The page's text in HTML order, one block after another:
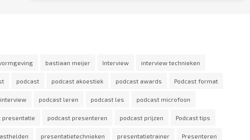
bastiaan meijer Interview interview technieken
podcast podcast akoestiek podcast awards Podcast format
podcast leren podcast les podcast microfoon
presentatie podcast presenteren podcast prijzen Podcast tips
presentatietechnieken presentatietrainer Presenteren